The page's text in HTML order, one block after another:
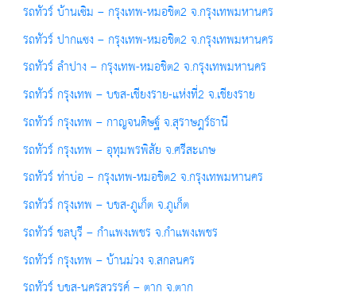
รถทัวร์ บ้านเซิม – กรุงเทพ-หมอชิต2 จ.กรุงเทพมหานคร
รถทัวร์ ปากแซง – กรุงเทพ-หมอชิต2 จ.กรุงเทพมหานคร
รถทัวร์ ลำปาง – กรุงเทพ-หมอชิต2 จ.กรุงเทพมหานคร
รถทัวร์ กรุงเทพ – บขส-เชียงราย-แห่งที่2 จ.เชียงราย
รถทัวร์ กรุงเทพ – กาญจนดิษฐ์ จ.สุราษฎร์ธานี
รถทัวร์ กรุงเทพ – อุทุมพรพิสัย จ.ศรีสะเกษ
รถทัวร์ ท่าบ่อ – กรุงเทพ-หมอชิต2 จ.กรุงเทพมหานคร
รถทัวร์ กรุงเทพ – บขส-ภูเก็ต จ.ภูเก็ต
รถทัวร์ ชลบุรี – กำแพงเพชร จ.กำแพงเพชร
รถทัวร์ กรุงเทพ – บ้านม่วง จ.สกลนคร
รถทัวร์ บขส-นครสวรรค์ – ตาก จ.ตาก